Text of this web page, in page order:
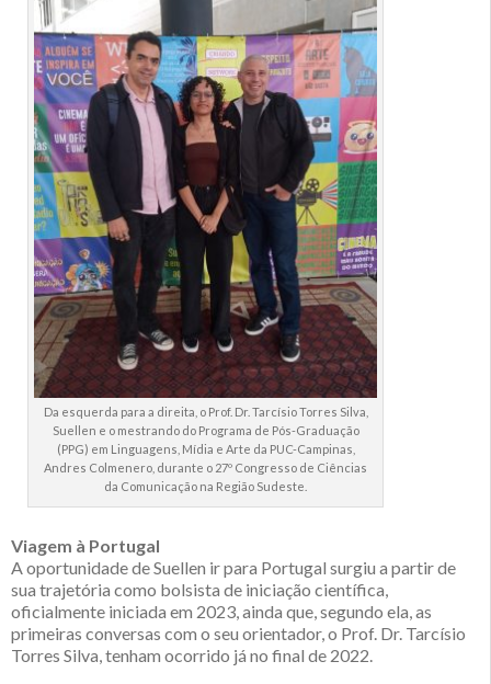
Da esquerda para a direita, o Prof. Dr. Tarcísio Torres Silva,
Suellen e o mestrando do Programa de Pós-Graduação
(PPG) em Linguagens, Mídia e Arte da PUC-Campinas,
Andres Colmenero, durante o 27º Congresso de Ciências
da Comunicação na Região Sudeste.
Viagem à Portugal
A oportunidade de Suellen ir para Portugal surgiu a partir de
sua trajetória como bolsista de iniciação científica,
oficialmente iniciada em 2023, ainda que, segundo ela, as
primeiras conversas com o seu orientador, o Prof. Dr. Tarcísio
Torres Silva, tenham ocorrido já no final de 2022.